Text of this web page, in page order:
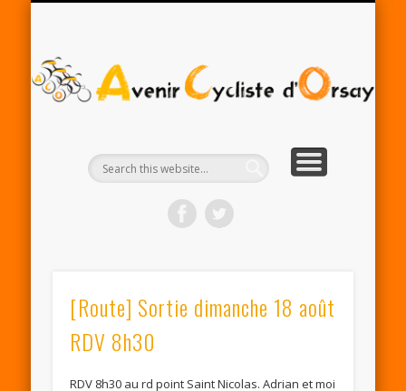
[Route] Sortie dimanche 18 août
RDV 8h30
RDV 8h30 au rd point Saint Nicolas. Adrian et moi